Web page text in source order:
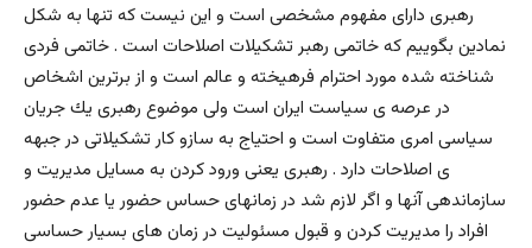
رهبرى داراى مفهوم مشخصى است و اين نيست كه تنها به شكل
نمادين بگوييم كه خاتمى رهبر تشكيلات اصلاحات است . خاتمى فردى
شناخته شده مورد احترام فرهيخته و عالم است و از برترين اشخاص
در عرصه ى سياست ايران است ولى موضوع رهبرى يك جريان
سياسى امرى متفاوت است و احتياج به سازو كار تشكيلاتى در جبهه
ى اصلاحات دارد . رهبرى يعنى ورود كردن به مسايل مديريت و
سازماندهى آنها و اگر لازم شد در زمانهاى حساس حضور يا عدم حضور
افراد را مديريت كردن و قبول مسئوليت در زمان هاى بسيار حساسى